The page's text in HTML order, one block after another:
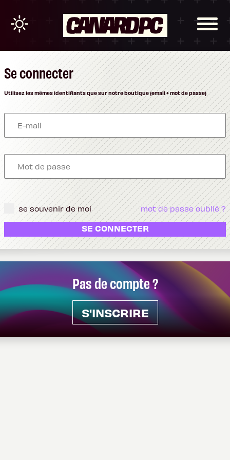
Pas de compte ?
S'INSCRIRE
Se connecter
Utilisez les mêmes identifiants que sur notre boutique (email + mot de passe)
se souvenir de moi mot de passe oublié ?
SE CONNECTER